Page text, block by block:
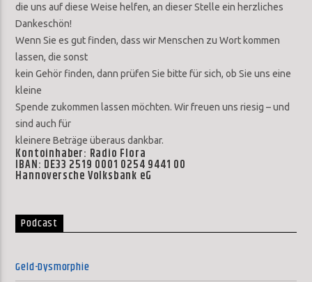
die uns auf diese Weise helfen, an dieser Stelle ein herzliches
Dankeschön!
Wenn Sie es gut finden, dass wir Menschen zu Wort kommen
lassen, die sonst
kein Gehör finden, dann prüfen Sie bitte für sich, ob Sie uns eine
kleine
Spende zukommen lassen möchten. Wir freuen uns riesig – und
sind auch für
kleinere Beträge überaus dankbar.
Kontoinhaber: Radio Flora
IBAN: DE33 2519 0001 0254 9441 00
Hannoversche Volksbank eG
Podcast
Geld-Dysmorphie